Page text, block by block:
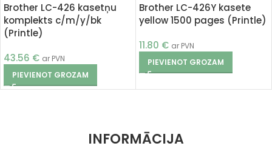
Brother LC-426 kasetņu
komplekts c/m/y/bk
(Printle)
43.56 € ar PVN
PIEVIENOT GROZAM
Brother LC-426Y kasete
yellow 1500 pages (Printle)
11.80 € ar PVN
PIEVIENOT GROZAM
INFORMĀCIJA